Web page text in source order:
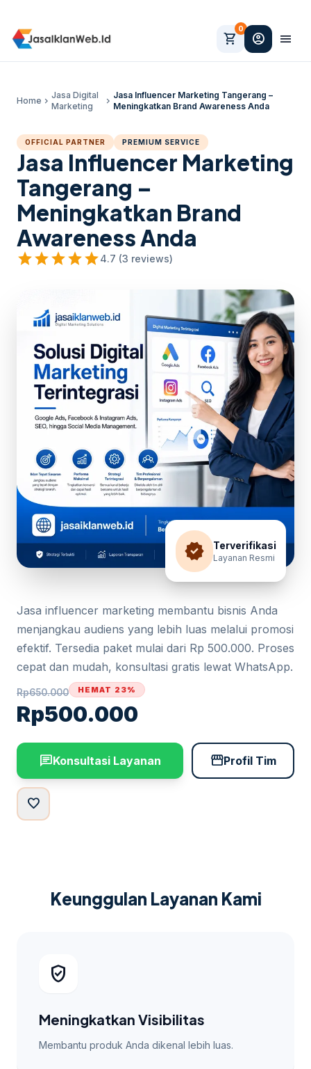
shopping_cart
0
account_circle menu
Home chevron_right
Jasa Digital
Marketing
chevron_right
Jasa Influencer Marketing Tangerang –
Meningkatkan Brand Awareness Anda
OFFICIAL PARTNER PREMIUM SERVICE
Jasa Influencer Marketing
Tangerang –
Meningkatkan Brand
Awareness Anda
starstarstarstarstar4.7 (3 reviews)
verified Terverifikasi
Layanan Resmi
Jasa influencer marketing membantu bisnis Anda
menjangkau audiens yang lebih luas melalui promosi
efektif. Tersedia paket mulai dari Rp 500.000. Proses
cepat dan mudah, konsultasi gratis lewat WhatsApp.
Rp650.000
Rp500.000
HEMAT 23%
chatKonsultasi Layanan storefrontProfil Tim
favorite
Keunggulan Layanan Kami
verified_user
Meningkatkan Visibilitas
Membantu produk Anda dikenal lebih luas.